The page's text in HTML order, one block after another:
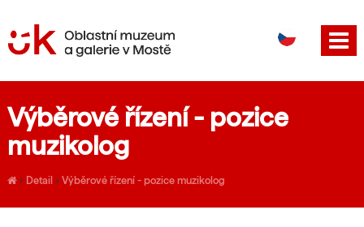
EN
Výběrové řízení - pozice
muzikolog
› Detail › Výběrové řízení - pozice muzikolog